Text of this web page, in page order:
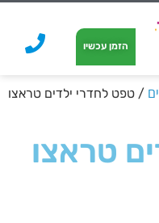
הזמן עכשיו
/ טפט לחדרי ילדים טראצו
טראצו